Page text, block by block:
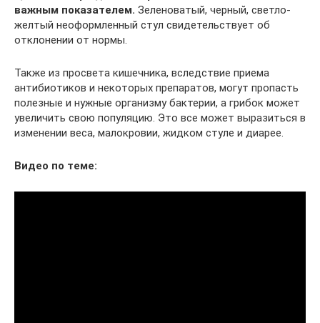
важным показателем. Зеленоватый, черный, светло-
желтый неоформленный стул свидетельствует об
отклонении от нормы.
Также из просвета кишечника, вследствие приема
антибиотиков и некоторых препаратов, могут пропасть
полезные и нужные организму бактерии, а грибок может
увеличить свою популяцию. Это все может выразиться в
изменении веса, малокровии, жидком стуле и диарее.
Видео по теме: